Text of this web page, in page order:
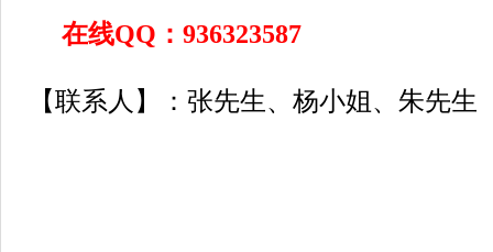
在线QQ：936323587
【联系人】：张先生、杨小姐、朱先